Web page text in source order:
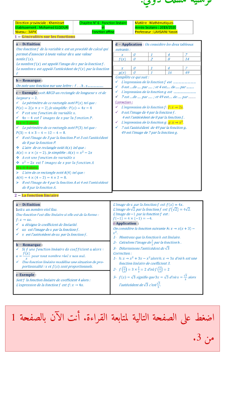
اضغط على الصفحة التالية لمتابعة القراءة. أنت الآن بالصفحة 1
من 3.